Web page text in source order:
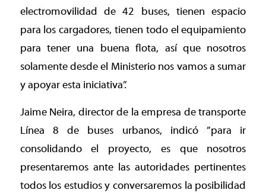
electromovilidad de 42 buses, tienen espacio
para los cargadores, tienen todo el equipamiento
para tener una buena flota, así que nosotros
solamente desde el Ministerio nos vamos a sumar
y apoyar esta iniciativa”.
Jaime Neira, director de la empresa de transporte
Línea 8 de buses urbanos, indicó ”para ir
consolidando el proyecto, es que nosotros
presentaremos ante las autoridades pertinentes
todos los estudios y conversaremos la posibilidad